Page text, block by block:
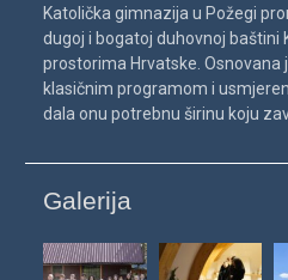
Katolička gimnazija u Požegi
dugoj i bogatoj duhovnoj baštini
prostorima Hrvatske. Osnovana
klasičnim programom i
dala onu potrebnu širinu koju
Galerija